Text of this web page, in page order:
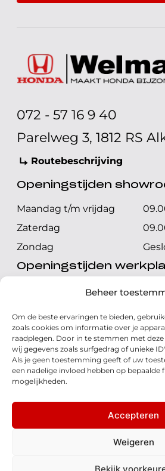
Beheer
Om de beste ervaringen te bieden,
zoals cookies om informatie over je
raadplegen. Door in te stemmen met
wij gegevens zoals surfgedrag of unieke
Als je geen toestemming geeft of uw
een nadelige invloed hebben op bepaalde
mogelijkheden.
Accepteren
Weigeren
Bekijk
072 - 57 16 9 40
Parelweg 3, 1812 RS
Routebeschrijving
Openingstijden
Maandag t/m vrijdag
Zaterdag
Zondag
Openingstijden
Maandag t/m vrijdag
Zondag
Volg ons
© 2026 - Honda Welman